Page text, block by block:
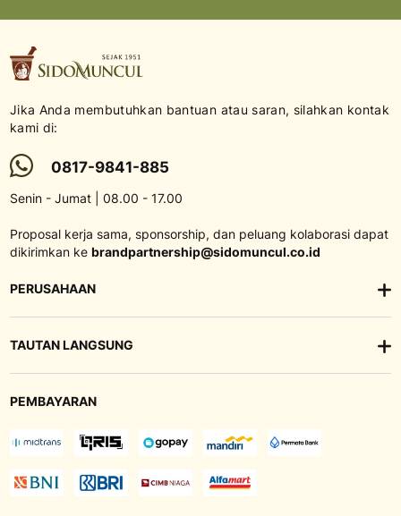
Jika Anda membutuhkan bantuan atau saran, silahkan kontak
kami di:
0817-9841-885
Senin - Jumat | 08.00 - 17.00
Proposal kerja sama, sponsorship, dan peluang kolaborasi dapat
dikirimkan ke brandpartnership@sidomuncul.co.id
PERUSAHAAN
TAUTAN LANGSUNG
PEMBAYARAN